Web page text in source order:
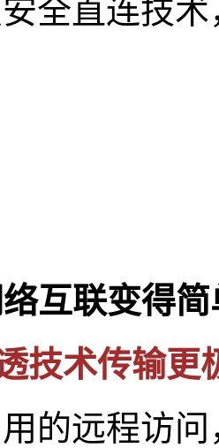
全直连技
联变得简
术传输更
远程访问